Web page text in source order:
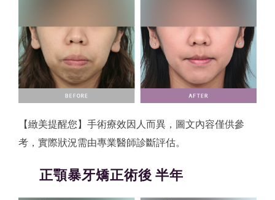
【緻美提醒您】手術療效因人而異，圖文內容僅供參
考，實際狀況需由專業醫師診斷評估。
正顎暴牙矯正術後 半年